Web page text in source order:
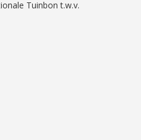
Tuinbon t.w.v.